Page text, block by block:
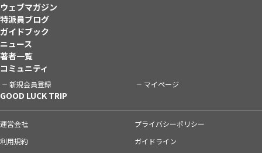
ウェブマガジン
特派員ブログ
ガイドブック
ニュース
著者一覧
コミュニティ
新規会員登録 マイページ
GOOD LUCK TRIP
運営会社
プライバシーポリシー
利用規約
ガイドライン